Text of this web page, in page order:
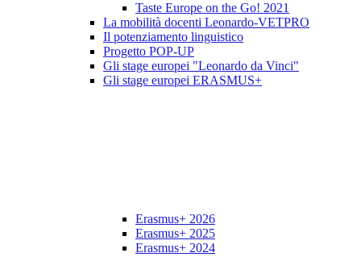
Taste Europe on the Go! 2021
La mobilità docenti Leonardo-VETPRO
Il potenziamento linguistico
Progetto POP-UP
Gli stage europei "Leonardo da Vinci"
Gli stage europei ERASMUS+
Erasmus+ 2026
Erasmus+ 2025
Erasmus+ 2024